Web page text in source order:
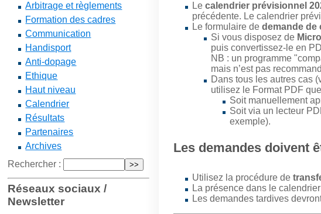
Arbitrage et règlements
Formation des cadres
Communication
Handisport
Anti-dopage
Ethique
Haut niveau
Calendrier
Résultats
Partenaires
Archives
Rechercher :
Réseaux sociaux /
Newsletter
Le calendrier prévisionnel
précédente. Le calendrier
Le formulaire de demande de
Si vous disposez de
puis convertissez-le en
NB : un programme
mais n’est pas
Dans tous les autres cas
utilisez le Format PDF
Soit manuellement
Soit via un lecteur
exemple).
Les demandes doivent
Utilisez la procédure de
La présence dans le
Les demandes tardives